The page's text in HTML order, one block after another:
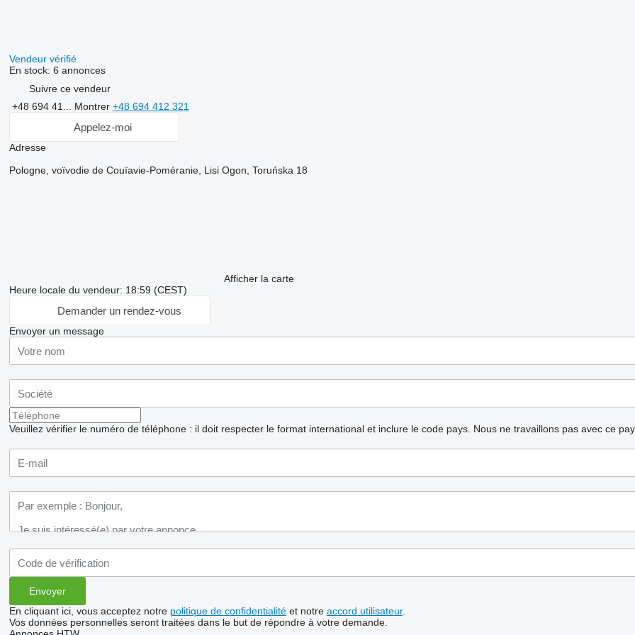
Vendeur vérifié
En stock: 6 annonces
Suivre ce vendeur
+48 694 41... Montrer +48 694 412 321
Appelez-moi
Adresse
Pologne, voïvodie de Couïavie-Poméranie, Lisi Ogon, Toruńska 18
Afficher la carte
Heure locale du vendeur: 18:59 (CEST)
Demander un rendez-vous
Envoyer un message
Veuillez vérifier le numéro de téléphone : il doit respecter le format international et inclure le code pays. Nous ne travaillons pas avec ce
En cliquant ici, vous acceptez notre politique de confidentialitéet notre accord utilisateur.
Vos données personnelles seront traitées dans le but de répondre à votre demande.